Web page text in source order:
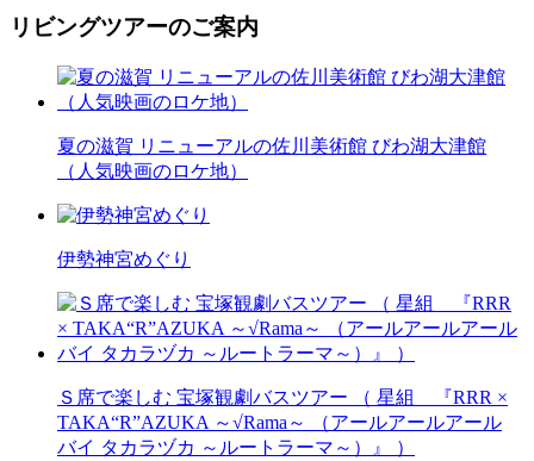
リビングツアーのご案内
夏の滋賀 リニューアルの佐川美術館 びわ湖大津館
（人気映画のロケ地）
伊勢神宮めぐり
Ｓ席で楽しむ 宝塚観劇バスツアー （ 星組 『RRR ×
TAKA“R”AZUKA ～√Rama～ （アールアールアール
バイ タカラヅカ ～ルートラーマ～）』 ）